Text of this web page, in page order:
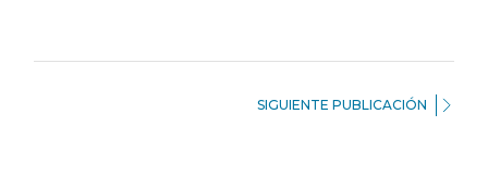
SIGUIENTE PUBLICACIÓN